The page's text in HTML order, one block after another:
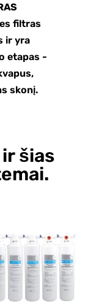
filtras
ir yra
etapas -
skonį.
šias